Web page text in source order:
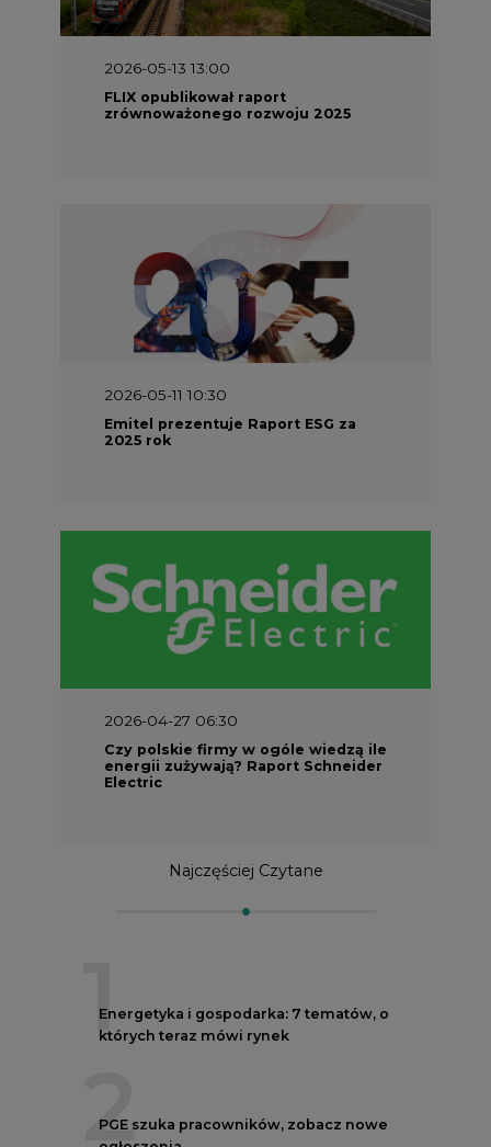
2026-05-13 13:00
FLIX opublikował raport
zrównoważonego rozwoju 2025
2026-05-11 10:30
Emitel prezentuje Raport ESG za
2025 rok
2026-04-27 06:30
Czy polskie firmy w ogóle wiedzą ile
energii zużywają? Raport Schneider
Electric
Najczęściej Czytane
1
Energetyka i gospodarka: 7 tematów, o
których teraz mówi rynek
2
PGE szuka pracowników, zobacz nowe